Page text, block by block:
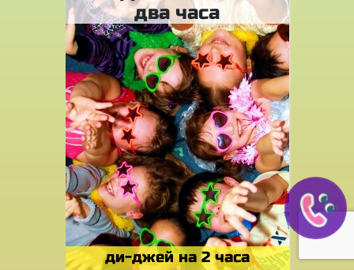
два часа
ди-джей на 2 часа